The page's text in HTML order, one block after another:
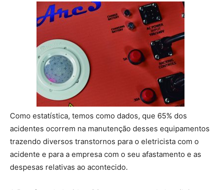
Como estatística, temos como dados, que 65% dos
acidentes ocorrem na manutenção desses equipamentos
trazendo diversos transtornos para o eletricista com o
acidente e para a empresa com o seu afastamento e as
despesas relativas ao acontecido.